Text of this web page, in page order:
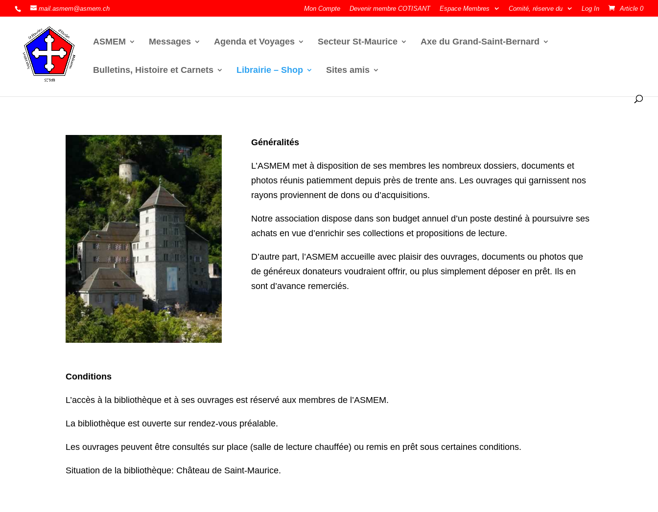
mail.asmem@asmem.ch Mon Compte Devenir membre COTISANT Espace Membres Comité, réserve du Log In Article 0
ASMEM Messages Agenda et Voyages Secteur St-Maurice Axe du Grand-Saint-Bernard
Bulletins, Histoire et Carnets Librairie – Shop Sites amis
Généralités
L’ASMEM met à disposition de ses membres les nombreux dossiers, documents et
photos réunis patiemment depuis près de trente ans. Les ouvrages qui garnissent nos
rayons proviennent de dons ou d’acquisitions.
Notre association dispose dans son budget annuel d’un poste destiné à poursuivre ses
achats en vue d’enrichir ses collections et propositions de lecture.
D’autre part, l’ASMEM accueille avec plaisir des ouvrages, documents ou photos que
de généreux donateurs voudraient offrir, ou plus simplement déposer en prêt. Ils en
sont d’avance remerciés.
Conditions
L’accès à la bibliothèque et à ses ouvrages est réservé aux membres de l’ASMEM.
La bibliothèque est ouverte sur rendez-vous préalable.
Les ouvrages peuvent être consultés sur place (salle de lecture chauffée) ou remis en prêt sous certaines conditions.
Situation de la bibliothèque: Château de Saint-Maurice.